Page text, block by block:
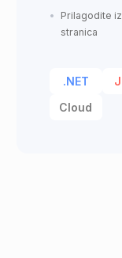
Prilagodite
stranica
.NET
Cloud